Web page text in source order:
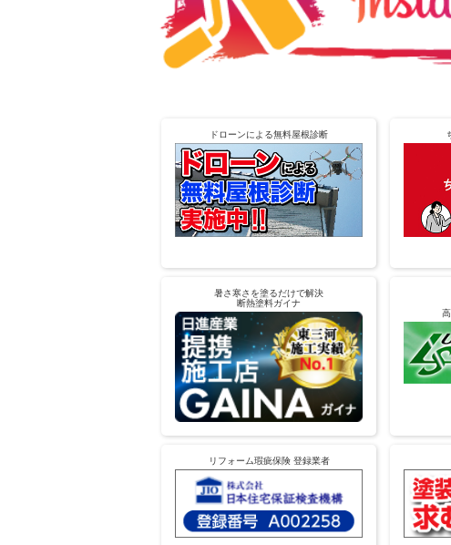
ドローンによる無料屋根診断
暑さ寒さを塗るだけで解決
断熱塗料ガイナ
リフォーム瑕疵保険 登録業者